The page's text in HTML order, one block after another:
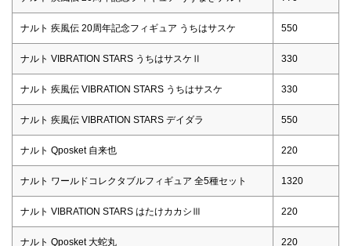
ナルト 疾風伝 20周年記念フィギュア うちはサスケ 550
ナルト VIBRATION STARS うちはサスケⅡ 330
ナルト 疾風伝 VIBRATION STARS うちはサスケ 330
ナルト 疾風伝 VIBRATION STARS デイダラ 550
ナルト Qposket 自来也 220
ナルト ワールドコレクタブルフィギュア 全5種セット 1320
ナルト VIBRATION STARS はたけカカシⅢ 220
ナルト Qposket 大蛇丸 220